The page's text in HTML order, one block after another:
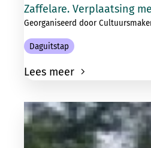
Zaffelare. Verplaatsing
Georganiseerd door
Daguitstap
Lees meer